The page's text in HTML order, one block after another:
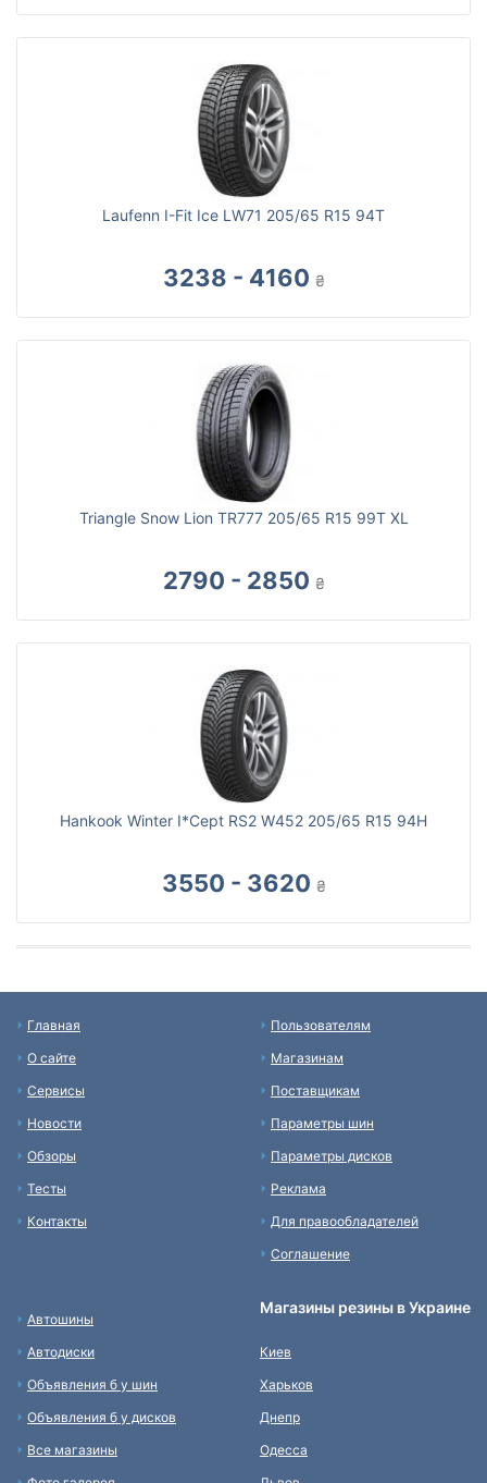
Laufenn I-Fit Ice LW71 205/65 R15 94T
3238 - 4160 ₴
Triangle Snow Lion TR777 205/65 R15 99T XL
2790 - 2850 ₴
Hankook Winter I*Cept RS2 W452 205/65 R15 94H
3550 - 3620 ₴
Главная
О сайте
Сервисы
Новости
Обзоры
Тесты
Контакты
Пользователям
Магазинам
Поставщикам
Параметры шин
Параметры дисков
Реклама
Для правообладателей
Соглашение
Автошины
Автодиски
Объявления б у шин
Объявления б у дисков
Все магазины
Магазины резины в Украине
Киев
Харьков
Днепр
Одесса